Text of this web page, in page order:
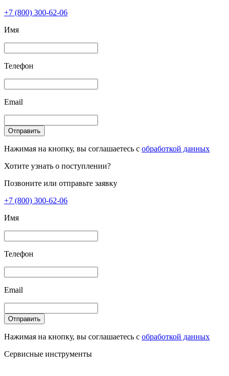
+7 (800) 300-62-06
Имя
Телефон
Email
Отправить
Нажимая на кнопку, вы соглашаетесь с обработкой данных
Хотите узнать о поступлении?
Позвоните или отправьте заявку
+7 (800) 300-62-06
Имя
Телефон
Email
Отправить
Нажимая на кнопку, вы соглашаетесь с обработкой данных
Сервисные инструменты